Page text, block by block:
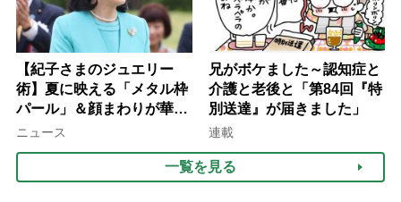
【紀子さまのジュエリー
術】夏に映える「メタル枠
パール」＆顔まわりが華や
ぐ「揺れる一粒」の使い分
ニュース
兄がボケました～認知症と
介護と老後と「第84回『特
別送達』が届きました」
連載
一覧を見る